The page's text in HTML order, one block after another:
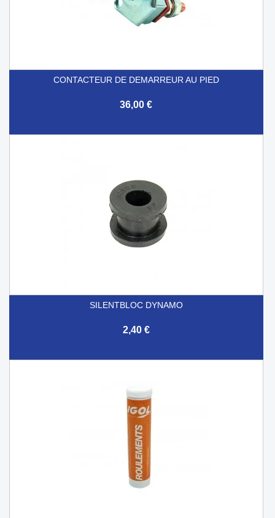
CONTACTEUR DE DEMARREUR AU PIED
36,00 €
SILENTBLOC DYNAMO
2,40 €